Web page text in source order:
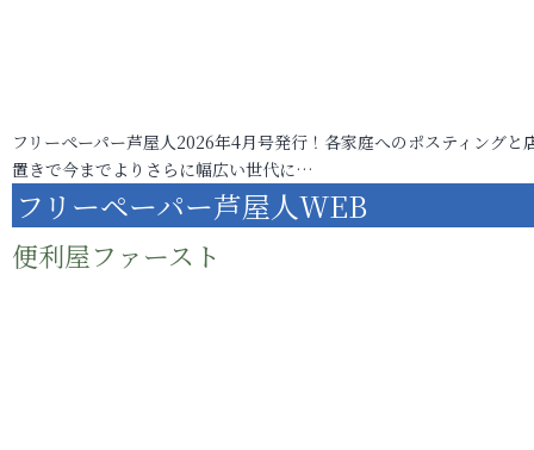
フリーペーパー芦屋人2026年4月号発行！各家庭へのポスティングと
置きで今までよりさらに幅広い世代に…
フリーペーパー芦屋人WEB
便利屋ファースト